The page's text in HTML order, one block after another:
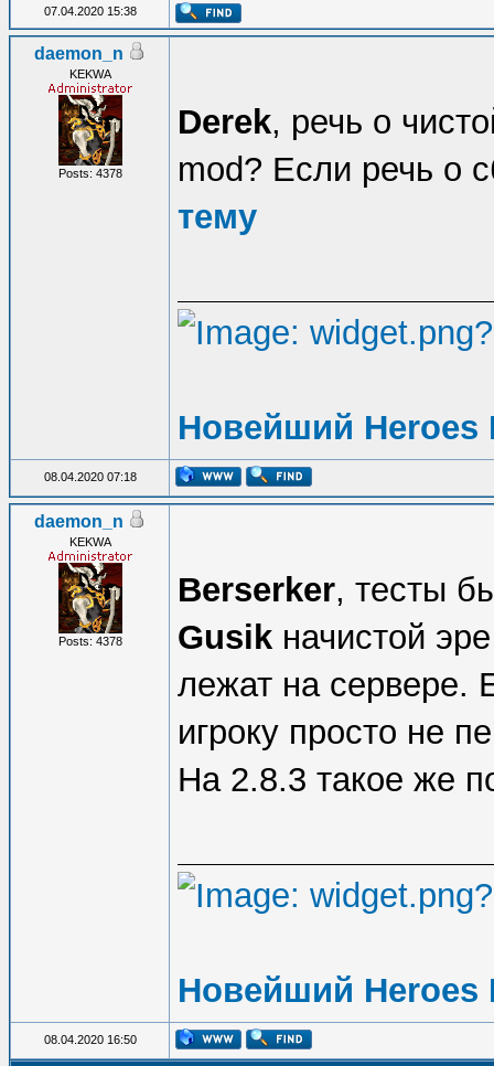
07.04.2020 15:38
daemon_n
KEKWA
Posts: 4378
Derek, речь о
mod? Если речь о
тему
Новейший Heroes
08.04.2020 07:18
daemon_n
KEKWA
Posts: 4378
Berserker, тесты
Gusik начистой
лежат на сервере.
игроку просто не
На 2.8.3 такое же
Новейший Heroes
08.04.2020 16:50